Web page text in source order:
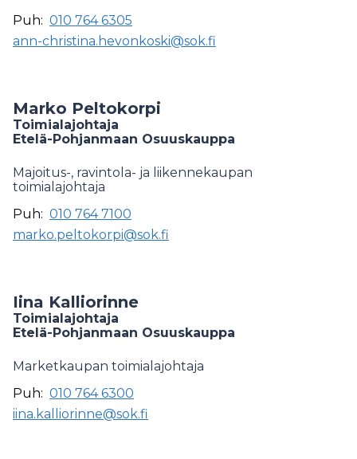
Puh: 010 764 6305
ann-christina.hevonkoski@sok.fi
Marko Peltokorpi
Toimialajohtaja
Etelä-Pohjanmaan Osuuskauppa
Majoitus-, ravintola- ja liikennekaupan
toimialajohtaja
Puh: 010 764 7100
marko.peltokorpi@sok.fi
Iina Kalliorinne
Toimialajohtaja
Etelä-Pohjanmaan Osuuskauppa
Marketkaupan toimialajohtaja
Puh: 010 764 6300
iina.kalliorinne@sok.fi